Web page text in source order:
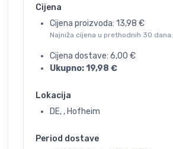
Cijena
Cijena proizvoda: 13,98 €
Najniža cijena u prethodnih 30 dana:
Cijena dostave: 6,00 €
Ukupno:19,98 €
Lokacija
DE, , Hofheim
Period dostave